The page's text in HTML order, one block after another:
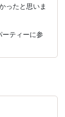
ったと思いま
ティーに参